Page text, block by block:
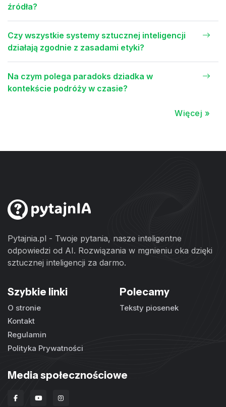
źródła?
Czy wszystkie systemy sztucznej inteligencji
działają zgodnie z zasadami etyki?
Na czym polega paradoks dziadka w
kontekście podróży w czasie?
Więcej »
Pytajnia.pl - Twoje pytania, nasze inteligentne
odpowiedzi od AI. Rozwiązania w mgnieniu oka dzięki
sztucznej inteligencji za darmo.
Szybkie linki
O stronie
Kontakt
Regulamin
Polityka Prywatności
Polecamy
Teksty piosenek
Media społecznościowe